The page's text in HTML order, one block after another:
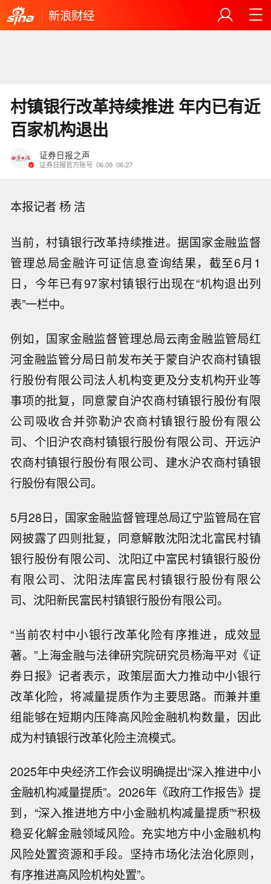
新浪财经
村镇银行改革持续推进 年内已有近
百家机构退出
证券日报之声
证券日报官方账号 06.09 06:27
本报记者 杨 洁
当前，村镇银行改革持续推进。据国家金融监督
管理总局金融许可证信息查询结果，截至6月1
日，今年已有97家村镇银行出现在“机构退出列
表”一栏中。
例如，国家金融监督管理总局云南金融监管局红
河金融监管分局日前发布关于蒙自沪农商村镇银
行股份有限公司法人机构变更及分支机构开业等
事项的批复，同意蒙自沪农商村镇银行股份有限
公司吸收合并弥勒沪农商村镇银行股份有限公
司、个旧沪农商村镇银行股份有限公司、开远沪
农商村镇银行股份有限公司、建水沪农商村镇银
行股份有限公司。
5月28日，国家金融监督管理总局辽宁监管局在官
网披露了四则批复，同意解散沈阳沈北富民村镇
银行股份有限公司、沈阳辽中富民村镇银行股份
有限公司、沈阳法库富民村镇银行股份有限公
司、沈阳新民富民村镇银行股份有限公司。
“当前农村中小银行改革化险有序推进，成效显
著。”上海金融与法律研究院研究员杨海平对《证
券日报》记者表示，政策层面大力推动中小银行
改革化险，将减量提质作为主要思路。而兼并重
组能够在短期内压降高风险金融机构数量，因此
成为村镇银行改革化险主流模式。
2025年中央经济工作会议明确提出“深入推进中小
金融机构减量提质”。2026年《政府工作报告》提
到，“深入推进地方中小金融机构减量提质”“积极
稳妥化解金融领域风险。充实地方中小金融机构
风险处置资源和手段。坚持市场化法治化原则，
有序推进高风险机构处置”。